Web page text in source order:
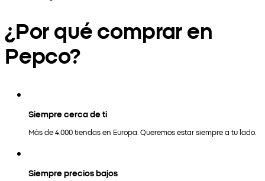
¿Por qué comprar en
Pepco?
Siempre cerca de ti
Más de 4.000 tiendas en Europa. Queremos estar siempre a tu lado.
Siempre precios bajos